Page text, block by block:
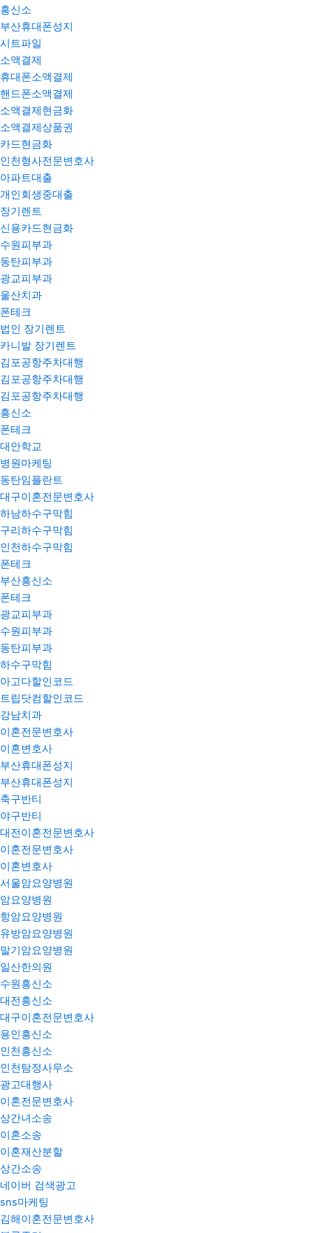
흥신소
부산휴대폰성지
시트파일
소액결제
휴대폰소액결제
핸드폰소액결제
소액결제현금화
소액결제상품권
카드현금화
인천형사전문변호사
아파트대출
개인회생중대출
장기렌트
신용카드현금화
수원피부과
동탄피부과
광교피부과
울산치과
폰테크
법인 장기렌트
카니발 장기렌트
김포공항주차대행
김포공항주차대행
김포공항주차대행
흥신소
폰테크
대안학교
병원마케팅
동탄임플란트
대구이혼전문변호사
하남하수구막힘
구리하수구막힘
인천하수구막힘
폰테크
부산흥신소
폰테크
광교피부과
수원피부과
동탄피부과
하수구막힘
아고다할인코드
트립닷컴할인코드
강남치과
이혼전문변호사
이혼변호사
부산휴대폰성지
부산휴대폰성지
축구반티
야구반티
대전이혼전문변호사
이혼전문변호사
이혼변호사
서울암요양병원
암요양병원
항암요양병원
유방암요양병원
말기암요양병원
일산한의원
수원흥신소
대전흥신소
대구이혼전문변호사
용인흥신소
인천흥신소
인천탐정사무소
광고대행사
이혼전문변호사
상간녀소송
이혼소송
이혼재산분할
상간소송
네이버 검색광고
sns마케팅
김해이혼전문변호사